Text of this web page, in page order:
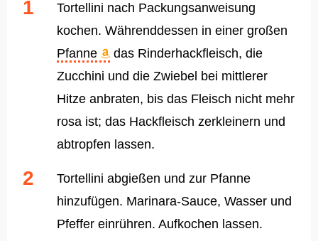
Tortellini nach Packungsanweisung
kochen. Währenddessen in einer großen
Pfanne
das Rinderhackfleisch, die
Zucchini und die Zwiebel bei mittlerer
Hitze anbraten, bis das Fleisch nicht mehr
rosa ist; das Hackfleisch zerkleinern und
abtropfen lassen.
Tortellini abgießen und zur Pfanne
hinzufügen. Marinara-Sauce, Wasser und
Pfeffer einrühren. Aufkochen lassen.